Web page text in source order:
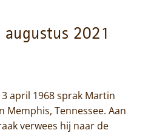
augustus 2021
april 1968 sprak Martin
Memphis, Tennessee. Aan
verwees hij naar de